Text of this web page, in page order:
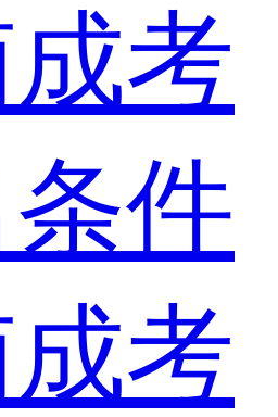
考
件
考